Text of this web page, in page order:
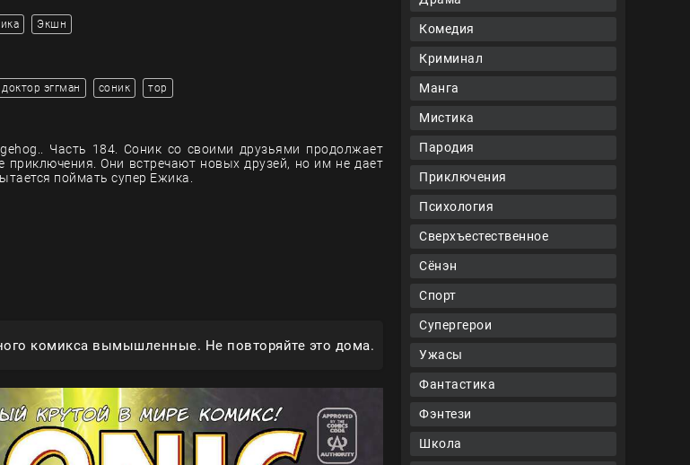
Комедия
Криминал
Манга
Мистика
Пародия
Приключения
Психология
Сверхъестественное
Сёнэн
Спорт
Супергерои
Ужасы
Фантастика
Фэнтези
Школа
Экшн
доктор эггман соник тор
Часть 184. Соник со своими друзьями продолжает
приключения. Они встречают новых друзей, но им не дает
поймать супер Ежика.
комикса вымышленные. Не повторяйте это дома.